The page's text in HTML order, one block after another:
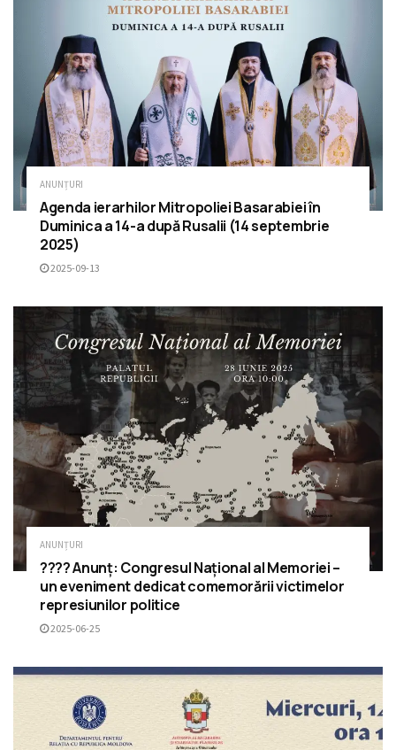
ANUNȚURI
Agenda ierarhilor Mitropoliei Basarabiei în
Duminica a 14-a după Rusalii (14 septembrie
2025)
2025-09-13
ANUNȚURI
???? Anunț: Congresul Național al Memoriei –
un eveniment dedicat comemorării victimelor
represiunilor politice
2025-06-25